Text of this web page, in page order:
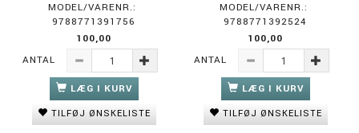
MODEL/VARENR.:
9788771391756
100,00
ANTAL
LÆG I KURV
TILFØJ ØNSKELISTE
MODEL/VARENR.:
9788771392524
100,00
ANTAL
LÆG I KURV
TILFØJ ØNSKELISTE